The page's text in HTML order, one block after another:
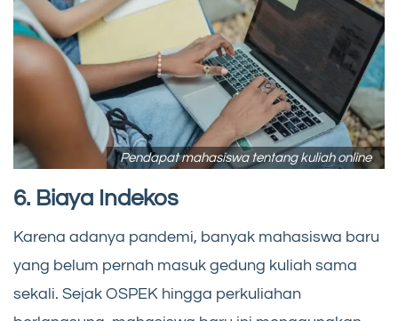
Pendapat mahasiswa tentang kuliah online
6. Biaya Indekos
Karena adanya pandemi, banyak mahasiswa baru
yang belum pernah masuk gedung kuliah sama
sekali. Sejak OSPEK hingga perkuliahan